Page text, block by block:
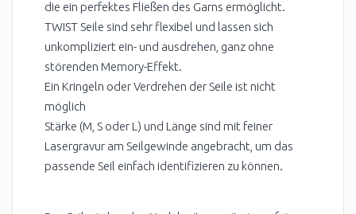
die ein perfektes Fließen des Garns ermöglicht.
TWIST Seile sind sehr flexibel und lassen sich
unkompliziert ein- und ausdrehen, ganz ohne
störenden Memory-Effekt.
Ein Kringeln oder Verdrehen der Seile ist nicht
möglich
Stärke (M, S oder L) und Länge sind mit feiner
Lasergravur am Seilgewinde angebracht, um das
passende Seil einfach identifizieren zu können.